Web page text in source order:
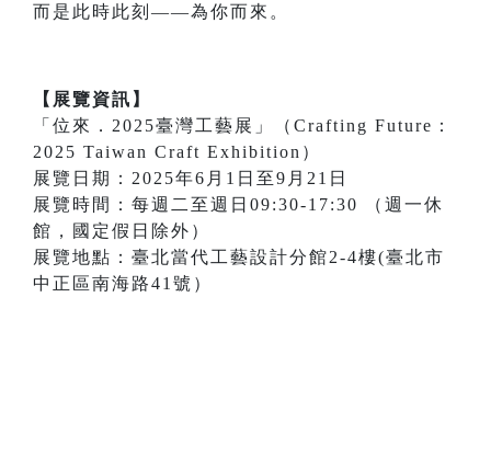
而是此時此刻——為你而來。
【展覽資訊】
「位來．2025臺灣工藝展」（Crafting Future：
2025 Taiwan Craft Exhibition）
展覽日期：2025年6月1日至9月21日
展覽時間：每週二至週日09:30-17:30 （週一休
館，國定假日除外）
展覽地點：臺北當代工藝設計分館2-4樓(臺北市
中正區南海路41號）